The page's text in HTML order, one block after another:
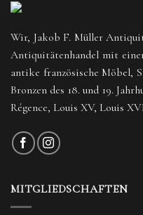
Wir, Jakob F. Müller
Antiquitätenhandel mit
antike französische Möbel,
Bronzen des 18. und 19.
Régence, Louis XV, Louis
MITGLIEDSCHAFTEN